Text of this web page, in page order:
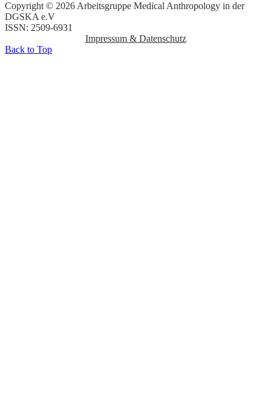
Copyright © 2026 Arbeitsgruppe Medical Anthropology in der
DGSKA e.V
ISSN: 2509-6931
Impressum & Datenschutz
Back to Top